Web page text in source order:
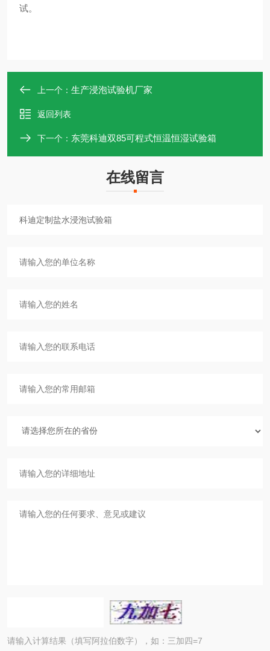
试。
上一个： 生产浸泡试验机厂家
返回列表
下一个： 东莞科迪双85可程式恒温恒湿试验箱
在线留言
请输入计算结果（填写阿拉伯数字），如：三加四=7